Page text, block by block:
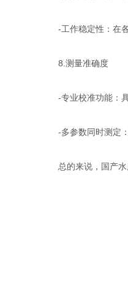
-工作稳定性：在各
8.测量准确度
-专业校准功能：具
-多参数同时测定：
总的来说，国产水质